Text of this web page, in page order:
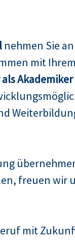
nehmen Sie
mit
Akademiker
freuen wir
mit